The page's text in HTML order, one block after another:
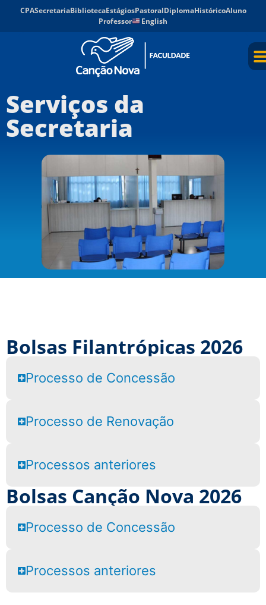
CPASecretariaBibliotecaEstágiosPastoralDiplomaHistóricoAluno
Professor
English
Serviços da
Secretaria
Bolsas Filantrópicas 2026
Processo de Concessão
Processo de Renovação
Processos anteriores
Bolsas Canção Nova 2026
Processo de Concessão
Processos anteriores